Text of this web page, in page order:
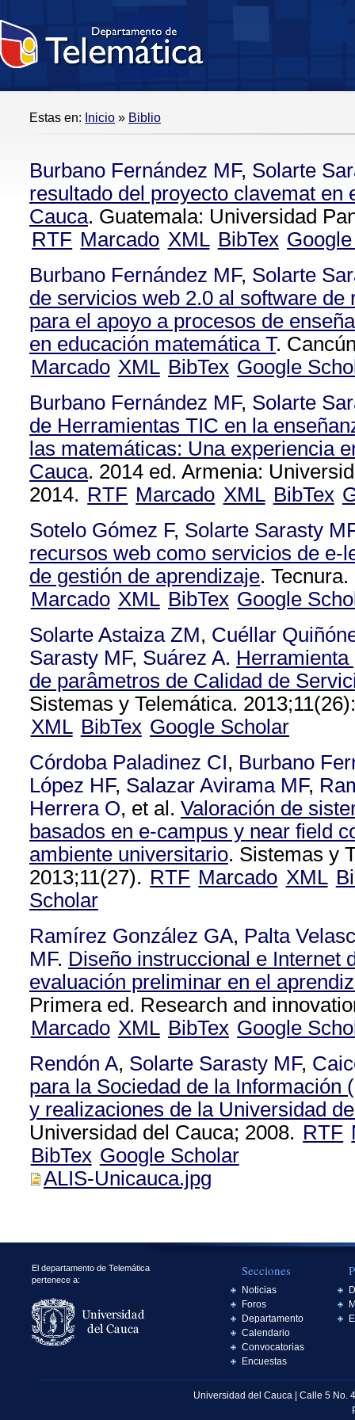
Estas en: Inicio » Biblio
Burbano Fernández MF, Solarte
resultado del proyecto clavemat en
Cauca. Guatemala: Universidad
RTF Marcado XML BibTex
Burbano Fernández MF, Solarte
de servicios web 2.0 al software de
para el apoyo a procesos de
en educación matemática T.
Marcado XML BibTex Google
Burbano Fernández MF, Solarte
de Herramientas TIC en la
las matemáticas: Una experiencia
Cauca. 2014 ed. Armenia:
2014. RTF Marcado XML BibTex
Sotelo Gómez F, Solarte Sarasty
recursos web como servicios de e-
de gestión de aprendizaje.
Marcado XML BibTex Google
Solarte Astaiza ZM, Cuéllar
Sarasty MF, Suárez A.
de parâmetros de Calidad de
Sistemas y Telemática.
XML BibTex Google Scholar
Córdoba Paladinez CI, Burbano
López HF, Salazar Avirama MF,
Herrera O, et al. Valoración de
basados en e-campus y near field
ambiente universitario. Sistemas y
2013;11(27). RTF Marcado XML
Scholar
Ramírez González GA, Palta
MF. Diseño instruccional e Internet
evaluación preliminar en el
Primera ed. Research and
Marcado XML BibTex Google
Rendón A, Solarte Sarasty MF,
para la Sociedad de la Información
y realizaciones de la Universidad
Universidad del Cauca; 2008. RTF
BibTex Google Scholar
ALIS-Unicauca.jpg
El departamento de Telemática
pertenece a:
Secciones
Noticias
Foros
Departamento
Calendario
Convocatorias
Encuestas
Universidad del Cauca | Calle 5 No.